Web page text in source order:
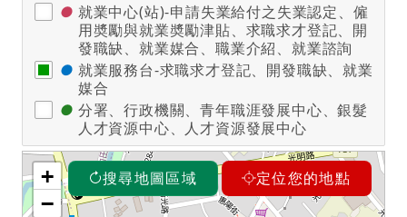
● 就業中心(站)-申請失業給付之失業認定、僱
用奬勵與就業奬勵津貼、求職求才登記、開
發職缺、就業媒合、職業介紹、就業諮詢
● 就業服務台-求職求才登記、開發職缺、就業
媒合
● 分署、行政機關、青年職涯發展中心、銀髮
人才資源中心、人才資源發展中心
搜尋地圖區域 定位您的地點
+
−